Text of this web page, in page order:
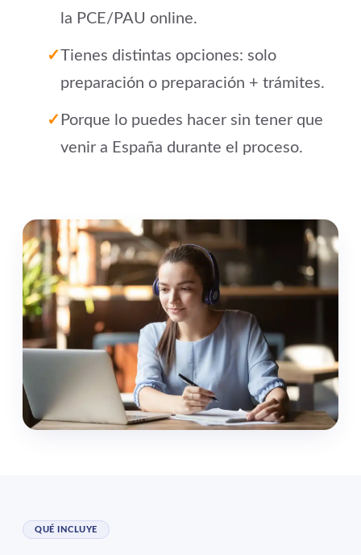
la PCE/PAU online.
Tienes distintas opciones: solo
preparación o preparación + trámites.
Porque lo puedes hacer sin tener que
venir a España durante el proceso.
QUÉ INCLUYE